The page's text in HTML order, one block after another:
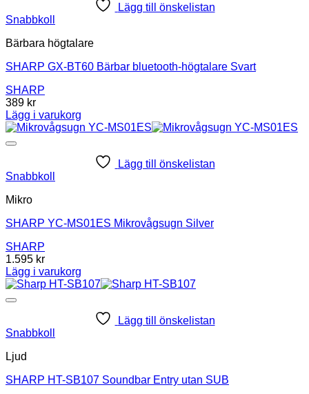
Lägg till önskelistan
Snabbkoll
Bärbara högtalare
SHARP GX-BT60 Bärbar bluetooth-högtalare Svart
SHARP
389 kr
Lägg i varukorg
Lägg till önskelistan
Snabbkoll
Mikro
SHARP YC-MS01ES Mikrovågsugn Silver
SHARP
1.595 kr
Lägg i varukorg
Lägg till önskelistan
Snabbkoll
Ljud
SHARP HT-SB107 Soundbar Entry utan SUB